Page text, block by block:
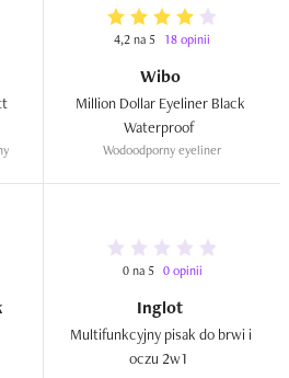
4,2 na 5 18 opinii
Wibo
Million Dollar Eyeliner Black
Wodoodporny eyeliner
0 na 5 0 opinii
Inglot
Multifunkcyjny pisak do brwi i